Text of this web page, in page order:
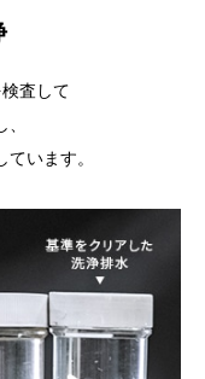
査して
います。